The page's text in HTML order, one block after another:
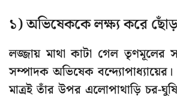
১) অভিষেককে লক্ষ্য করে
লজ্জায় মাথা কাটা গেল তৃণমূলের
সম্পাদক অভিষেক
মাত্রই তাঁর উপর এলোপাথাড়ি চর-